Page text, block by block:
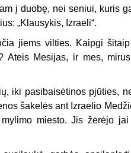
į duobę, nei seniui, kuris
„Klausykis, Izraeli“.
jiems vilties. Kaipgi
Ateis Mesijas, ir mes,
iki pasibaisėtinos pjūties,
šakelės ant Izraelio
miesto. Jis žėrėjo